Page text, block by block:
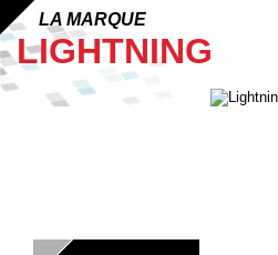
LA MARQUE
LIGHTNING